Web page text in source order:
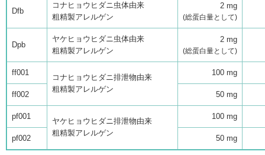
Dfb
コナヒョウヒダニ虫体由来
粗精製アレルゲン
2 mg
(総蛋白量として)
Dpb
ヤケヒョウヒダニ虫体由来
粗精製アレルゲン
2 mg
(総蛋白量として)
ff001
コナヒョウヒダニ排泄物由来
粗精製アレルゲン
100 mg
ff002 50 mg
pf001
ヤケヒョウヒダニ排泄物由来
粗精製アレルゲン
100 mg
pf002 50 mg